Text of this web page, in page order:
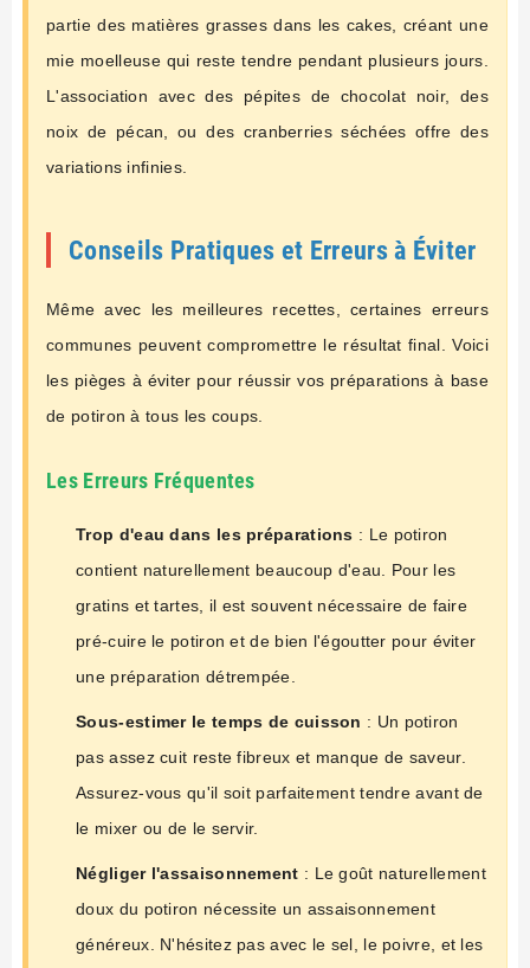
partie des matières grasses dans les cakes, créant une
mie moelleuse qui reste tendre pendant plusieurs jours.
L'association avec des pépites de chocolat noir, des
noix de pécan, ou des cranberries séchées offre des
variations infinies.
Conseils Pratiques et Erreurs à Éviter
Même avec les meilleures recettes, certaines erreurs
communes peuvent compromettre le résultat final. Voici
les pièges à éviter pour réussir vos préparations à base
de potiron à tous les coups.
Les Erreurs Fréquentes
Trop d'eau dans les préparations : Le potiron
contient naturellement beaucoup d'eau. Pour les
gratins et tartes, il est souvent nécessaire de faire
pré-cuire le potiron et de bien l'égoutter pour éviter
une préparation détrempée.
Sous-estimer le temps de cuisson : Un potiron
pas assez cuit reste fibreux et manque de saveur.
Assurez-vous qu'il soit parfaitement tendre avant de
le mixer ou de le servir.
Négliger l'assaisonnement : Le goût naturellement
doux du potiron nécessite un assaisonnement
généreux. N'hésitez pas avec le sel, le poivre, et les